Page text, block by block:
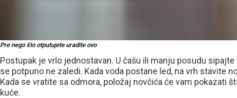
Pre nego što otputujete uradite ovo
Postupak je vrlo jednostavan. U čašu ili manju posudu
se potpuno ne zaledi. Kada voda postane led, na vrh stavite
Kada se vratite sa odmora, položaj novčića će vam pokazati
kuće.